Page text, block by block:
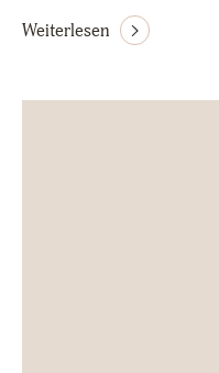
Weiterlesen